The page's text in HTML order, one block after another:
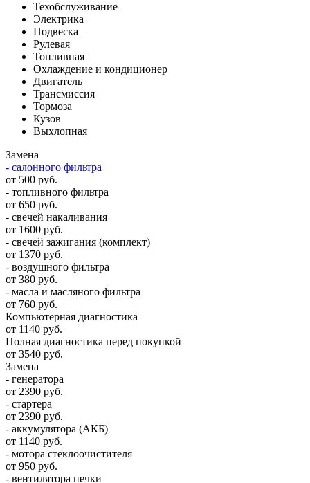
Техобслуживание
Электрика
Подвеска
Рулевая
Топливная
Охлаждение и кондиционер
Двигатель
Трансмиссия
Тормоза
Кузов
Выхлопная
Замена
- салонного фильтра
от 500 руб.
- топливного фильтра
от 650 руб.
- свечей накаливания
от 1600 руб.
- свечей зажигания (комплект)
от 1370 руб.
- воздушного фильтра
от 380 руб.
- масла и масляного фильтра
от 760 руб.
Компьютерная диагностика
от 1140 руб.
Полная диагностика перед покупкой
от 3540 руб.
Замена
- генератора
от 2390 руб.
- стартера
от 2390 руб.
- аккумулятора (АКБ)
от 1140 руб.
- мотора стеклоочистителя
от 950 руб.
- вентилятора печки